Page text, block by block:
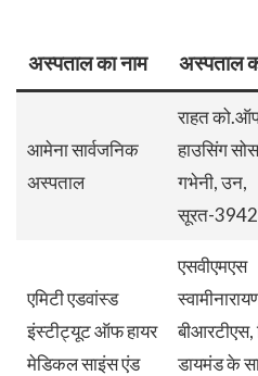
अस्पताल का नाम अस्पताल
आमेना सार्वजनिक
अस्पताल
राहत
हाउसिंग
गभेनी, उन,
सूरत-
एमिटी एडवांस्ड
इंस्टीट्यूट ऑफ हायर
मेडिकल साइंस एंड
एसवीएमएस
बीआरटीएस,
डायमंड के